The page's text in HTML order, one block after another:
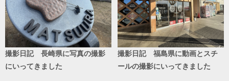
撮影日記 長崎県に写真の撮影
にいってきました
撮影日記 福島県に動画とスチ
ールの撮影にいってきました